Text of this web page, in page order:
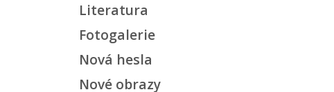
Literatura
Fotogalerie
Nová hesla
Nové obrazy